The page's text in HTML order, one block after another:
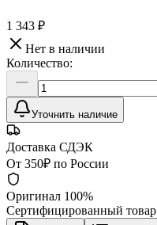
1 343 ₽
Нет в наличии
Количество:
Уточнить наличие
Доставка СДЭК
От 350₽ по России
Оригинал 100%
Сертифицированный товар